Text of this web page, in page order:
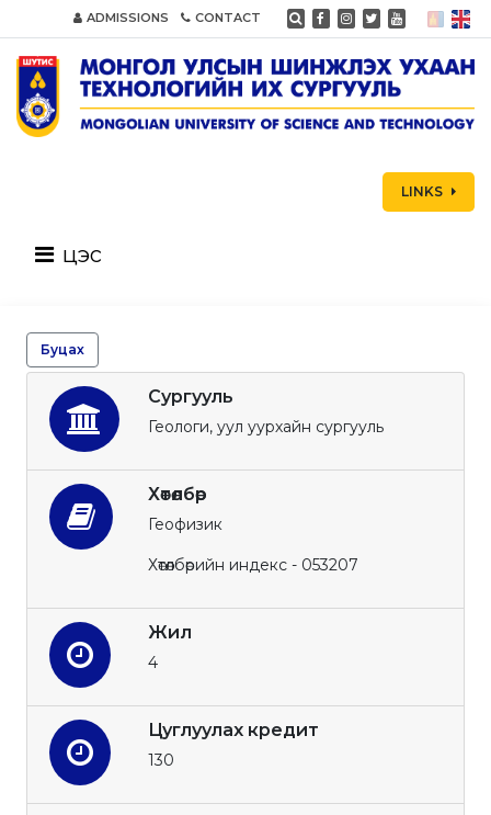
ADMISSIONS CONTACT
LINKS
цэс
Буцах
Сургууль
Геологи, уул уурхайн сургууль
Хөтөлбөр
Геофизик
Хөтөлбөрийн индекс - 053207
Жил
4
Цуглуулах кредит
130